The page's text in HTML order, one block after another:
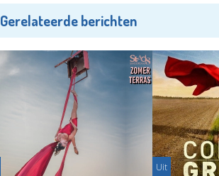
Gerelateerde berichten
Uit